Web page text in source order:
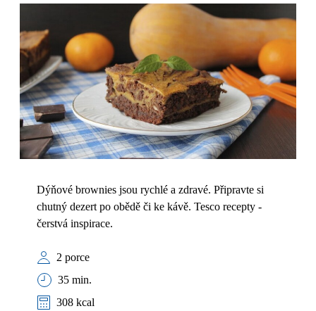
Dýňové brownies jsou rychlé a zdravé. Připravte si
chutný dezert po obědě či ke kávě. Tesco recepty -
čerstvá inspirace.
2 porce
35 min.
308 kcal